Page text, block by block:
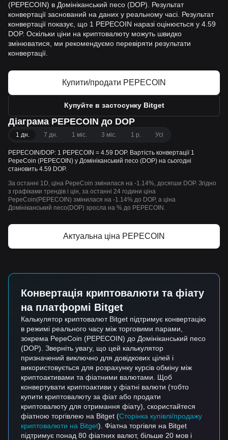
(PEPECOIN) в Домініканський песо (DOP). Результат
конвертації заснований на даних у реальному часі. Результат
конвертації показує, що 1 PEPECOIN наразі оцінюється у 4.59
DOP. Оскільки ціни на криптовалюту можуть швидко
змінюватися, ми рекомендуємо перевіряти результати
конвертації.
Купити/продати PEPECOIN
Купуйте в застосунку Bitget
Діаграма PEPECOIN до DOP
1 дн. 7 дн. 1 міс. 3 міс. 1 р. Усі
PEPECOIN/DOP: 1 PEPECOIN = 4.59 DOP. Вартість конвертації 1
PepeCoin (PEPECOIN) у Домініканський песо (DOP) на сьогодні
становить 4.59 DOP.
За останні 1D, ціна PepeCoin змінилася на -1.14%, досягши DOP. Згідно
з графіками трендів і цін, за останні 24 години ціна
PepeCoin(PEPECOIN) змінилася на -1.14% до DOP, а ціна
Домініканський песо(DOP) зросла на % до PEPECOIN.
Актуальна ціна PEPECOIN
Конвертація криптовалюти та фіату
на платформі Bitget
Калькулятор криптовалют Bitget підтримує конвертацію
в режимі реального часу між торговими парами,
зокрема PepeCoin (PEPECOIN) до Домініканський песо
(DOP). Зверніть увагу, що цей калькулятор
призначений виключно для довідкових цілей і
використовується для розрахунку курсів обміну між
криптоактивами та фіатними валютами. Щоб
конвертувати криптоактиви у фіатні валюти (тобто
купити криптовалюту за фіат або продати
криптовалюту для отримання фіату), скористайтеся
фіатною торгівлею на Bitget (Сторінка купівлі/продажу
криптовалюти на Bitget). Фіатна торгівля на Bitget
підтримує понад 80 фіатних валют, більше 20 мов і